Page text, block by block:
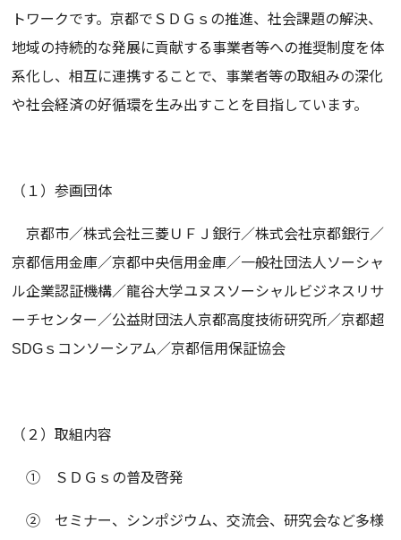
トワークです。京都でＳＤＧｓの推進、社会課題の解決、
地域の持続的な発展に貢献する事業者等への推奨制度を体
系化し、相互に連携することで、事業者等の取組みの深化
や社会経済の好循環を生み出すことを目指しています。
（１）参画団体
京都市／株式会社三菱ＵＦＪ銀行／株式会社京都銀行／
京都信用金庫／京都中央信用金庫／一般社団法人ソーシャ
ル企業認証機構／龍谷大学ユヌスソーシャルビジネスリサ
ーチセンター／公益財団法人京都高度技術研究所／京都超
SDGｓコンソーシアム／京都信用保証協会
（２）取組内容
① ＳＤＧｓの普及啓発
② セミナー、シンポジウム、交流会、研究会など多様